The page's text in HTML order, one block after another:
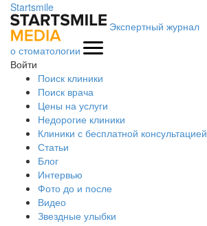
Startsmile
Экспертный журнал
о стоматологии
Войти
Поиск клиники
Поиск врача
Цены на услуги
Недорогие клиники
Клиники с бесплатной консультацией
Статьи
Блог
Интервью
Фото до и после
Видео
Звездные улыбки